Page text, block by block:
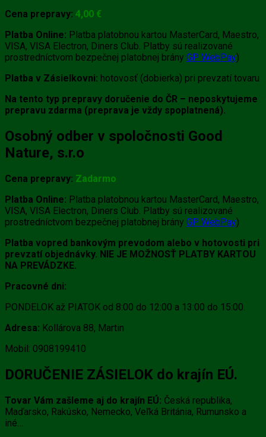
Cena prepravy: 4,00 €
Platba Online: Platba platobnou kartou MasterCard, Maestro,
VISA, VISA Electron, Diners Club. Platby sú realizované
prostredníctvom bezpečnej platobnej brány GP WebPay)
Platba v Zásielkovni: hotovosť (dobierka) pri prevzatí tovaru
Na tento typ prepravy doručenie do ČR – neposkytujeme
prepravu zdarma (preprava je vždy spoplatnená).
Osobný odber v spoločnosti Good
Nature, s.r.o
Cena prepravy: Zadarmo
Platba Online: Platba platobnou kartou MasterCard, Maestro,
VISA, VISA Electron, Diners Club. Platby sú realizované
prostredníctvom bezpečnej platobnej brány GP WebPay)
Platba vopred bankovým prevodom alebo v hotovosti pri
prevzatí objednávky. NIE JE MOŽNOSŤ PLATBY KARTOU
NA PREVÁDZKE.
Pracovné dni:
PONDELOK až PIATOK od 8:00 do 12:00 a 13:00 do 15:00.
Adresa: Kollárova 88, Martin
Mobil: 0908199410
DORUČENIE ZÁSIELOK do krajín EÚ.
Tovar Vám zašleme aj do krajín EÚ: Česká republika,
Maďarsko, Rakúsko, Nemecko, Veľká Británia, Rumunsko a
iné…